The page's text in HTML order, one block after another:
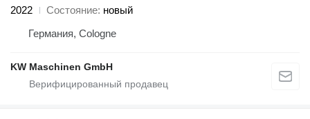
2022
Состояние новый
Германия, Cologne
KW Maschinen GmbH